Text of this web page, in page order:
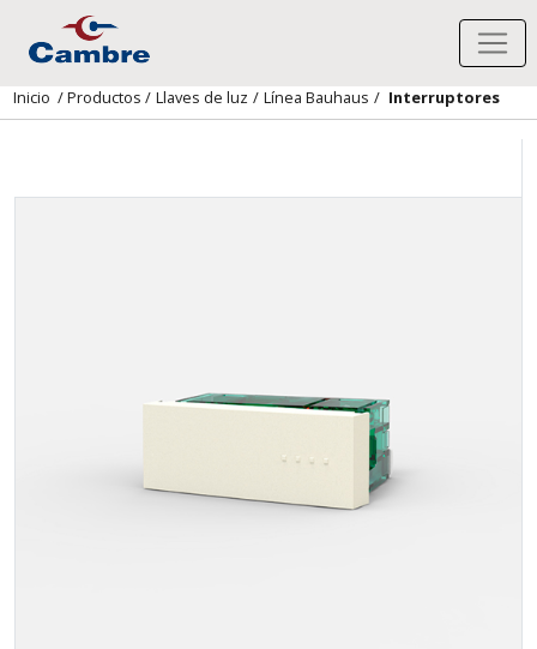
Inicio /Productos / Llaves de luz / Línea Bauhaus / Interruptores